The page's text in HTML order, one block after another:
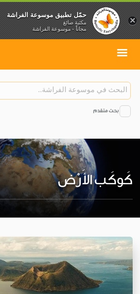
بحث متقدم
كَوكَب الأَرْض
×
حمّل تطبيق موسوعة الفراشة
مكتبة صائغ
مجاناً - موسوعة الفراشة